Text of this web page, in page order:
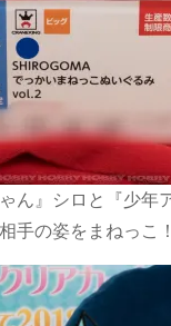
ん』シロと『少年
手の姿をまねっこ！